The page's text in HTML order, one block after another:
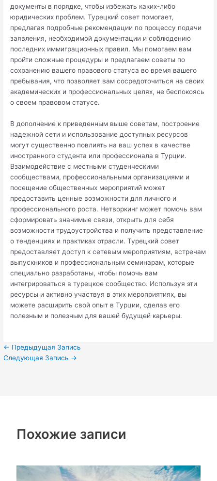
документы в порядке, чтобы избежать каких-либо
юридических проблем. Турецкий совет помогает,
предлагая подробные рекомендации по процессу подачи
заявления, необходимой документации и соблюдению
последних иммиграционных правил. Мы помогаем вам
пройти сложные процедуры и предлагаем советы по
сохранению вашего правового статуса во время вашего
пребывания, что позволяет вам сосредоточиться на своих
академических и профессиональных целях, не беспокоясь
о своем правовом статусе.
В дополнение к приведенным выше советам, построение
надежной сети и использование доступных ресурсов
могут существенно повлиять на ваш успех в качестве
иностранного студента или профессионала в Турции.
Взаимодействие с местными студенческими
сообществами, профессиональными организациями и
посещение общественных мероприятий может
предоставить ценные возможности для личного и
профессионального роста. Нетворкинг может помочь вам
сформировать значимые связи, открыть для себя
возможности трудоустройства и получить представление
о тенденциях и практиках отрасли. Турецкий совет
предоставляет доступ к сетевым мероприятиям, встречам
выпускников и профессиональным семинарам, которые
специально разработаны, чтобы помочь вам
интегрироваться в турецкое сообщество. Используя эти
ресурсы и активно участвуя в этих мероприятиях, вы
можете расширить свой опыт в Турции, сделав его
полезным и полезным для вашей будущей карьеры.
← Предыдущая Запись
Следующая Запись →
Похожие записи